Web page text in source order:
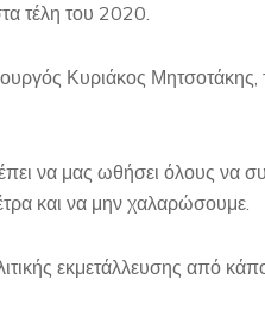
τέλη του 2020.
Κυριάκος Μητσοτάκης,
να μας ωθήσει όλους να
και να μην χαλαρώσουμε.
εκμετάλλευσης από